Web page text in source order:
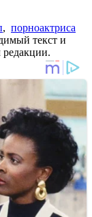
, порноактриса
текст и